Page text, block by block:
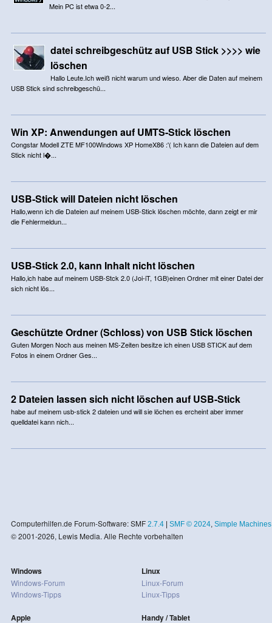
Mein PC ist etwa 0-2...
datei schreibgeschütz auf USB Stick >>>> wie
löschen
Hallo Leute.Ich weiß nicht warum und wieso. Aber die Daten auf meinem
USB Stick sind schreibgeschü...
Win XP: Anwendungen auf UMTS-Stick löschen
Congstar Modell ZTE MF100Windows XP HomeX86 :'( Ich kann die Dateien auf dem
Stick nicht l�...
USB-Stick will Dateien nicht löschen
Hallo,wenn ich die Dateien auf meinem USB-Stick löschen möchte, dann zeigt er mir
die Fehlermeldun...
USB-Stick 2.0, kann Inhalt nicht löschen
Hallo,ich habe auf meinem USB-Stck 2.0 (Joi-iT, 1GB)einen Ordner mit einer Datei der
sich nicht lös...
Geschützte Ordner (Schloss) von USB Stick löschen
Guten Morgen Noch aus meinen MS-Zeiten besitze ich einen USB STICK auf dem
Fotos in einem Ordner Ges...
2 Dateien lassen sich nicht löschen auf USB-Stick
habe auf meinem usb-stick 2 dateien und will sie löchen es ercheint aber immer
quelldatei kann nich...
Computerhilfen.de Forum-Software: SMF 2.7.4| SMF © 2024, Simple Machines
© 2001-2026, Lewis Media. Alle Rechte vorbehalten
Windows
Windows-Forum
Windows-Tipps
Apple
Linux
Linux-Forum
Linux-Tipps
Handy / Tablet